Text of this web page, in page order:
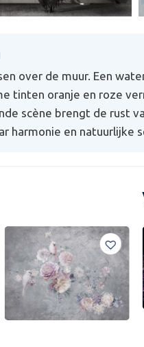
over de muur. Een
tinten oranje en roze
scène brengt de rust
harmonie en natuurlijke